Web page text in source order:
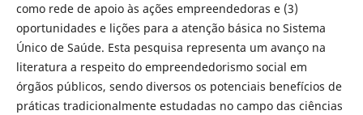
como rede de apoio às ações empreendedoras e (3)
oportunidades e lições para a atenção básica no Sistema
Único de Saúde. Esta pesquisa representa um avanço na
literatura a respeito do empreendedorismo social em
órgãos públicos, sendo diversos os potenciais benefícios de
práticas tradicionalmente estudadas no campo das ciências